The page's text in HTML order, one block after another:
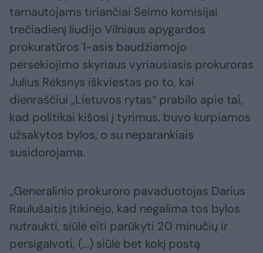
tarnautojams tiriančiai Seimo komisijai
trečiadienį liudijo Vilniaus apygardos
prokuratūros 1-asis baudžiamojo
persekiojimo skyriaus vyriausiasis prokuroras
Julius Rėksnys iškviestas po to, kai
dienraščiui „Lietuvos rytas“ prabilo apie tai,
kad politikai kišosi į tyrimus, buvo kurpiamos
užsakytos bylos, o su neparankiais
susidorojama.
„Generalinio prokuroro pavaduotojas Darius
Raulušaitis įtikinėjo, kad negalima tos bylos
nutraukti, siūlė eiti parūkyti 20 minučių ir
persigalvoti, (...) siūlė bet kokį postą